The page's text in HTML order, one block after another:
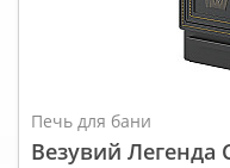
Печь для бани
Везувий Легенда